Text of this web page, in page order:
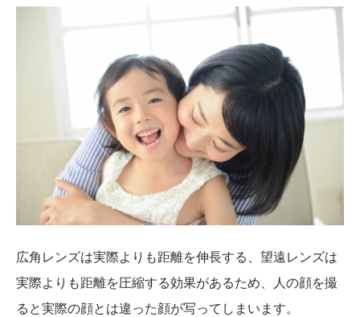
広角レンズは実際よりも距離を伸長する、望遠レンズは
実際よりも距離を圧縮する効果があるため、人の顔を撮
ると実際の顔とは違った顔が写ってしまいます。